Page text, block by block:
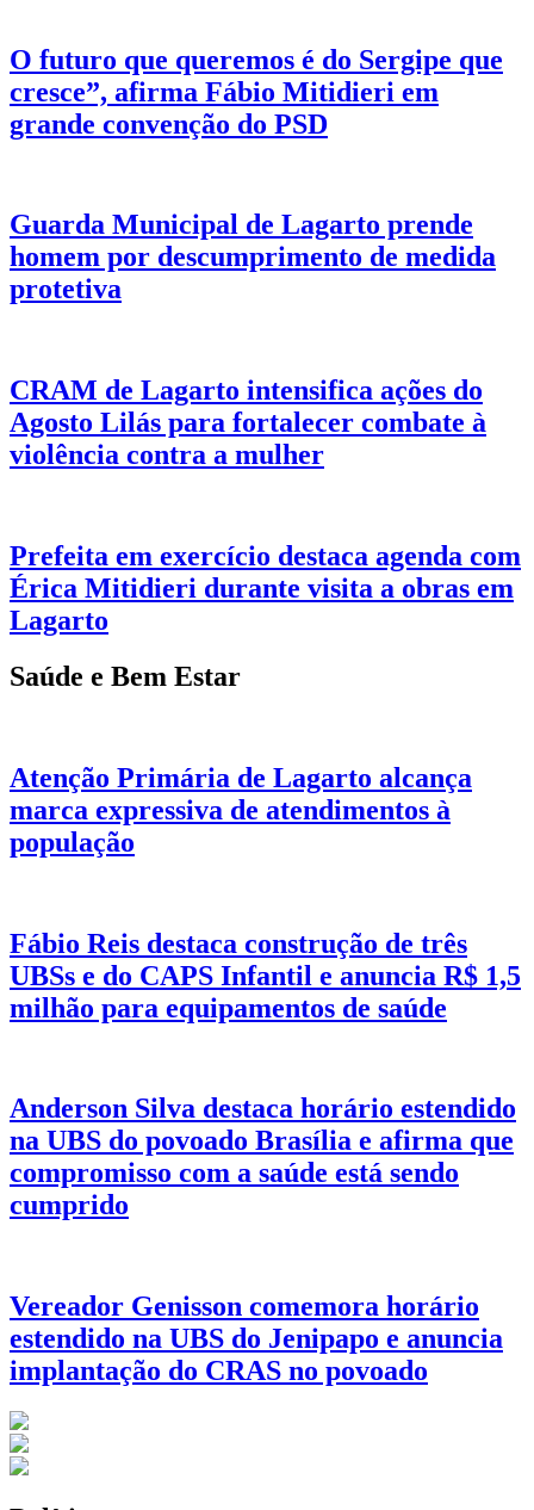
O futuro que queremos é do Sergipe que
cresce”, afirma Fábio Mitidieri em
grande convenção do PSD
Guarda Municipal de Lagarto prende
homem por descumprimento de medida
protetiva
CRAM de Lagarto intensifica ações do
Agosto Lilás para fortalecer combate à
violência contra a mulher
Prefeita em exercício destaca agenda com
Érica Mitidieri durante visita a obras em
Lagarto
Saúde e Bem Estar
Atenção Primária de Lagarto alcança
marca expressiva de atendimentos à
população
Fábio Reis destaca construção de três
UBSs e do CAPS Infantil e anuncia R$ 1,5
milhão para equipamentos de saúde
Anderson Silva destaca horário estendido
na UBS do povoado Brasília e afirma que
compromisso com a saúde está sendo
cumprido
Vereador Genisson comemora horário
estendido na UBS do Jenipapo e anuncia
implantação do CRAS no povoado